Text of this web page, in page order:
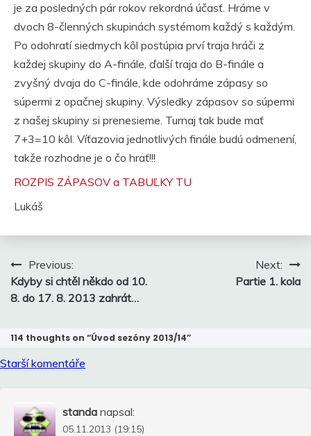
je za posledných pár rokov rekordná účasť. Hráme v
dvoch 8-členných skupinách systémom každý s každým.
Po odohratí siedmych kôl postúpia prví traja hráči z
každej skupiny do A-finále, ďalší traja do B-finále a
zvyšný dvaja do C-finále, kde odohráme zápasy so
súpermi z opačnej skupiny. Výsledky zápasov so súpermi
z našej skupiny si prenesieme. Turnaj tak bude mať
7+3=10 kôl. Víťazovia jednotlivých finále budú odmenení,
takže rozhodne je o čo hrať!!!
ROZPIS ZÁPASOV a TABUĽKY TU
Lukáš
Navigace
příspěvek
Previous:
Kdyby si chtěl někdo od 10.
8. do 17. 8. 2013 zahrát…
Next:
Partie 1. kola
114 thoughts on “Úvod sezóny 2013/14”
Navigace
pro
Starší komentáře
standa napsal:
05.11.2013 (19:15)